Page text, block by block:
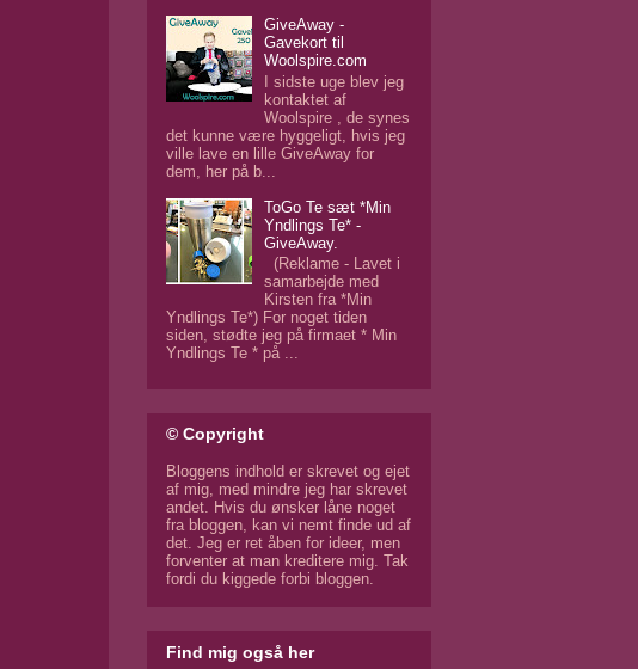
GiveAway -
Gavekort til
Woolspire.com
I sidste uge blev jeg
kontaktet af
Woolspire , de synes
det kunne være hyggeligt, hvis jeg
ville lave en lille GiveAway for
dem, her på b...
ToGo Te sæt *Min
Yndlings Te* -
GiveAway.
(Reklame - Lavet i
samarbejde med
Kirsten fra *Min
Yndlings Te*) For noget tiden
siden, stødte jeg på firmaet * Min
Yndlings Te * på ...
© Copyright
Bloggens indhold er skrevet og ejet
af mig, med mindre jeg har skrevet
andet. Hvis du ønsker låne noget
fra bloggen, kan vi nemt finde ud af
det. Jeg er ret åben for ideer, men
forventer at man kreditere mig. Tak
fordi du kiggede forbi bloggen.
Find mig også her